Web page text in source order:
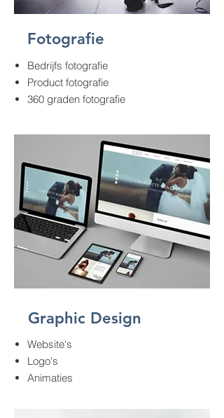
Fotografie
Bedrijfs fotografie
Product fotografie
360 graden fotografie
Graphic Design
Website's
Logo's
Animaties